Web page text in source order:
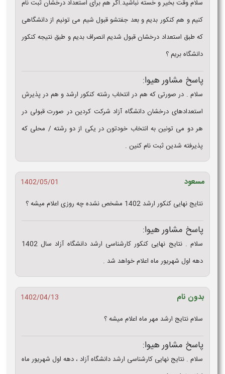
سلام وقت بخیر و خسته نباشید.اگر هم برای استعداد درخشان ثبت نام
کنیم و هم کنکور بدیم و بعد جفتشو قبول شیم می تونیم از دانشگاهی
که طبق استعداد درخشان قبول شدیم انصراف بدیم و طبق نتیجه کنکور
دانشگاه بریم ؟
پاسخ مشاور هیوا:
سلام . در صورتی که هم در انتخاب رشته کنکور ارشد و هم در پذیرش
استعدادهای درخشان دانشگاه آزاد شرکت کردین در صورت قبولی در
هر دو می تونین به انتخاب خودتون در یکی از دو رشته / محلی که
پذیرفته شدین ثبت نام کنین .
مسعود
1402/05/01
نتایج نهایی کنکور ارشد 1402 مشخص نشده چه روزی اعلام میشه ؟
پاسخ مشاور هیوا:
سلام . نتایج نهایی کنکور کارشناسی ارشد دانشگاه آزاد سال 1402
دهه اول شهریور ماه اعلام خواهد شد .
بدون نام
1402/04/13
سلام نتایج ارشد مهر ماه اعلام میشه ؟
پاسخ مشاور هیوا:
سلام . نتایج نهایی کارشناسی ارشد دانشگاه آزاد ، دهه اول شهریور ماه